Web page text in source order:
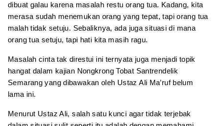
dibuat galau karena masalah restu orang tua. Kadang, kita
merasa sudah menemukan orang yang tepat, tapi orang tua
malah tidak setuju. Sebaliknya, ada juga situasi di mana
orang tua setuju, tapi hati kita masih ragu.
Masalah cinta tak direstui ini ternyata juga menjadi topik
hangat dalam kajian Nongkrong Tobat Santrendelik
Semarang yang dibawakan oleh Ustaz Ali Ma’ruf belum
lama ini.
Menurut Ustaz Ali, salah satu kunci agar tidak terjebak